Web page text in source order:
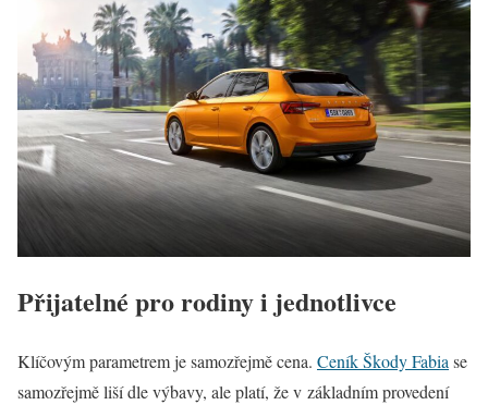
Přijatelné pro rodiny i jednotlivce
Klíčovým parametrem je samozřejmě cena. Ceník Škody Fabia se
samozřejmě liší dle výbavy, ale platí, že v základním provedení